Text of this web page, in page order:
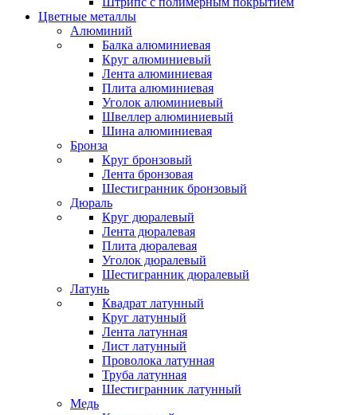
Цветные металлы
Алюминий
Балка алюминиевая
Круг алюминиевый
Лента алюминиевая
Плита алюминиевая
Уголок алюминиевый
Швеллер алюминиевый
Шина алюминиевая
Бронза
Круг бронзовый
Лента бронзовая
Шестигранник бронзовый
Дюраль
Круг дюралевый
Лента дюралевая
Плита дюралевая
Уголок дюралевый
Шестигранник дюралевый
Латунь
Квадрат латунный
Круг латунный
Лента латунная
Лист латунный
Проволока латунная
Труба латунная
Шестигранник латунный
Медь